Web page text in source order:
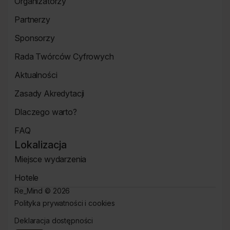
o
Organizatorzy
Partnerzy
Partnerzy
Sponsorzy
Sponsorzy
Rada Twórców Cyfrowych
Twórców
Re_Mind
Aktualności
Zasady Akredytacji
Akredytacji
Dlaczego warto?
Dlaczego
warto?
FAQ
Strona
FAQ
Lokalizacja
Miejsce wydarzenia
Lokalizacja
Hotele
Hotele
Re_Mind © 2026
Polityka prywatności i cookies
Polityki
Deklaracja dostępności